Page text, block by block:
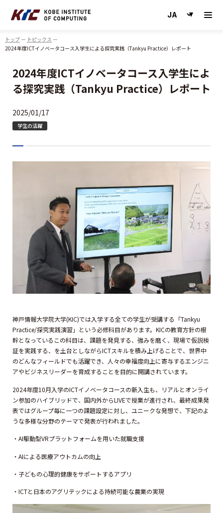
トップ
トピックス
2024年度ICTイノベータコース入学生による探究実践（Tankyu Practice）レポート
2024年度ICTイノベータコース入学生によ
る探究実践（Tankyu Practice）レポート
2025/01/17
学生の活躍
神戸情報大学院大学(KIC)では入学する全ての学生が受講する「Tankyu
Practice/探究実践演習」という必修科目があります。KICの教育方針の根
幹となっているこの科目は、課題を発見する、強みを磨く、現場で仮説検
証を実践する、を土台としながらICTスキルを積み上げることで、世界中
のどんなフィールドでも活躍でき、人々の幸福度向上に寄与するエンジニ
アやビジネスリーダーを育成することを目的に開講されています。
2024年度10月入学のICTイノベータコースの新入生も、リアルとオンライ
ン参加のハイブリッドで、国内外からLIVEで授業が進行され、最終成果発
表ではグループ毎に一つの課題設定に対し、ユニークな発想で、下記のよ
うな多様な分野のテーマで発表が行われました。
・AI駆動型VRプラットフォームを用いた就職支援
・AIによる医療アウトカムの向上
・子どもの心理的健康をサポートするアプリ
・ICTと日本のアグリテックによる持続可能な農業の実現